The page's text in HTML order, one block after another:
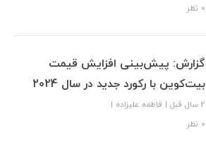
۰ نظر
گزارش: پیش‌بینی افزایش قیمت
بیت‌کوین با رکورد جدید در سال 2024
2 سال قبل | فاطمه علیزاده |
۰ نظر